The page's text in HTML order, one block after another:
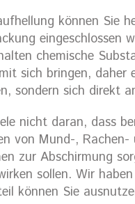
können Sie
eingeschlossen
chemische
sich bringen,
sondern sich direkt
nicht daran, dass
von Mund-,
zur Abschirmung
sollen. Wir
können Sie